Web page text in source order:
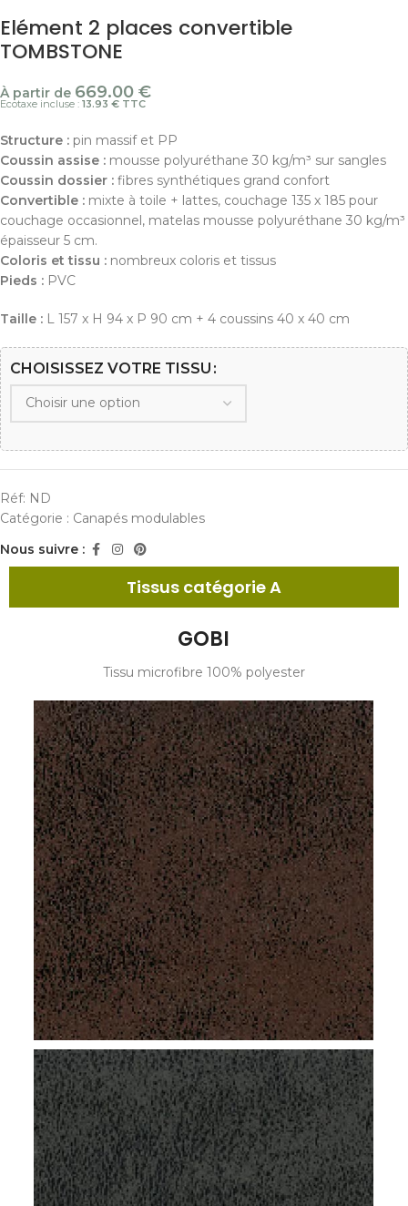
Elément 2 places convertible
TOMBSTONE
À partir de 669.00 €
Ecotaxe incluse : 13.93 € TTC
Structure : pin massif et PP
Coussin assise : mousse polyuréthane 30 kg/m³ sur sangles
Coussin dossier : fibres synthétiques grand confort
Convertible : mixte à toile + lattes, couchage 135 x 185 pour
couchage occasionnel, matelas mousse polyuréthane 30 kg/m³
épaisseur 5 cm.
Coloris et tissu : nombreux coloris et tissus
Pieds : PVC
Taille : L 157 x H 94 x P 90 cm + 4 coussins 40 x 40 cm
CHOISISSEZ VOTRE TISSU
Réf: ND
Catégorie : Canapés modulables
Nous suivre :
Tissus catégorie A
GOBI
Tissu microfibre 100% polyester